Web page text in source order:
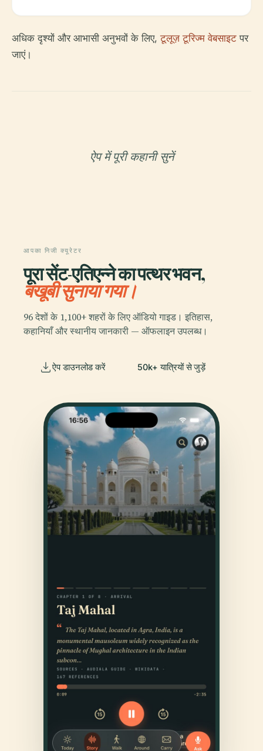
अधिक दृश्यों और आभासी अनुभवों के लिए,टूलूज़ टूरिज्म वेबसाइट पर
जाएं।
ऐप में पूरी कहानी सुनें
आपका निजी क्यूरेटर
पूरा सेंट-एतिएन्ने का पत्थर भवन,
बखूबी सुनाया गया।
96 देशों के 1,100+ शहरों के लिए ऑडियो गाइड। इतिहास,
कहानियाँ और स्थानीय जानकारी — ऑफलाइन उपलब्ध।
ऐप डाउनलोड करें 50k+ यात्रियों से जुड़ें